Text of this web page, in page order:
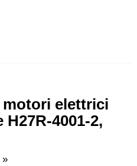
motori elettrici
4001-2,